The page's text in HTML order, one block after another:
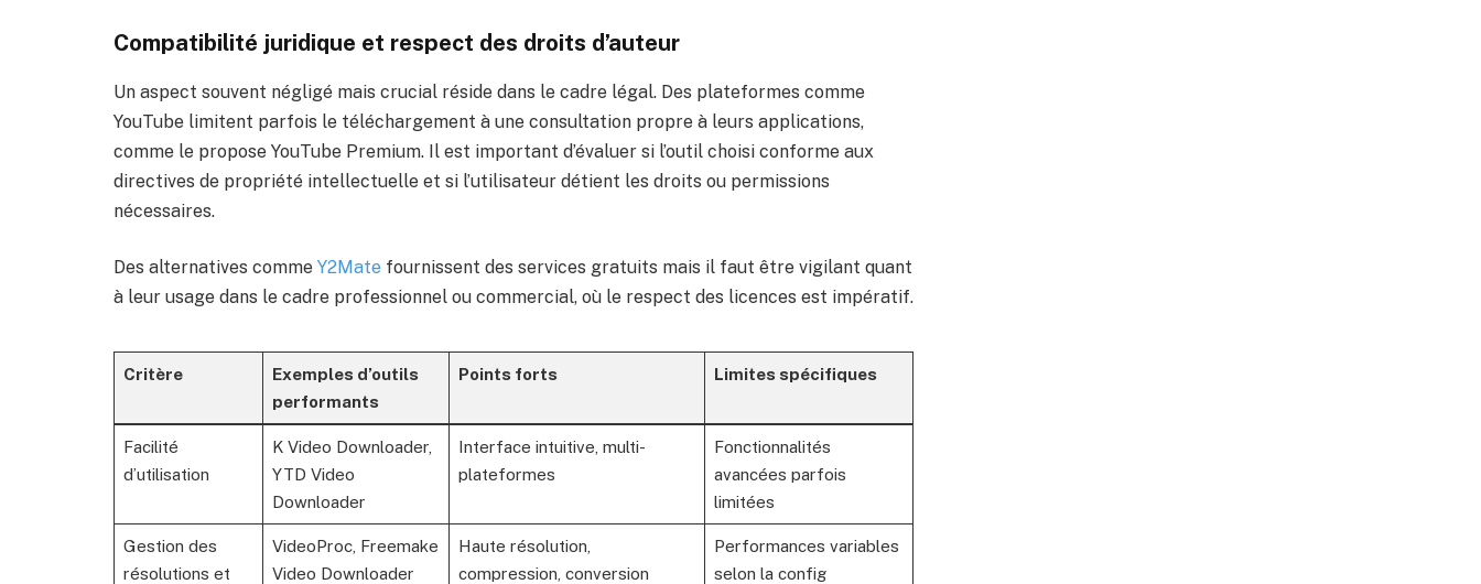
Compatibilité juridique et respect des droits d’auteur
Un aspect souvent négligé mais crucial réside dans le cadre légal. Des plateformes comme
YouTube limitent parfois le téléchargement à une consultation propre à leurs applications,
comme le propose YouTube Premium. Il est important d’évaluer si l’outil choisi conforme aux
directives de propriété intellectuelle et si l’utilisateur détient les droits ou permissions
nécessaires.
Des alternatives comme Y2Mate fournissent des services gratuits mais il faut être vigilant quant
à leur usage dans le cadre professionnel ou commercial, où le respect des licences est impératif.
Critère
Exemples d’outils
performants
Points forts Limites spécifiques
Facilité
d’utilisation
K Video Downloader,
YTD Video
Downloader
Interface intuitive, multi-
plateformes
Fonctionnalités
avancées parfois
limitées
Gestion des
résolutions et
VideoProc, Freemake
Video Downloader
Haute résolution,
compression, conversion
Performances variables
selon la config